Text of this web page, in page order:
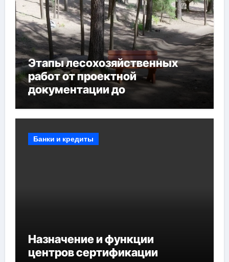
Этапы лесохозяйственных
работ от проектной
документации до
мероприятий и обустройства
Банки и кредиты
Назначение и функции
центров сертификации